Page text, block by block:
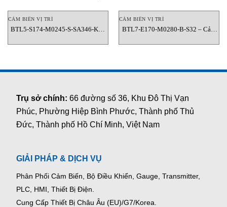
CẢM BIẾN VỊ TRÍ
BTL5-S174-M0245-S-SA346-K30
CẢM BIẾN VỊ TRÍ
BTL7-E170-M0280-B-S32 – Cảm
Vietnam
Trụ sở chính:66 đường số 36, Khu Đô Thị Vạn
Phúc, Phường Hiệp Bình Phước, Thành phố Thủ
Đức, Thành phố Hồ Chí Minh, Việt Nam
GIẢI PHÁP & DỊCH VỤ
Phân Phối Cảm Biến, Bộ Điều Khiển, Gauge, Transmitter,
PLC, HMI, Thiết Bị Điện.
Cung Cấp Thiết Bị Châu Âu (EU)/G7/Korea.